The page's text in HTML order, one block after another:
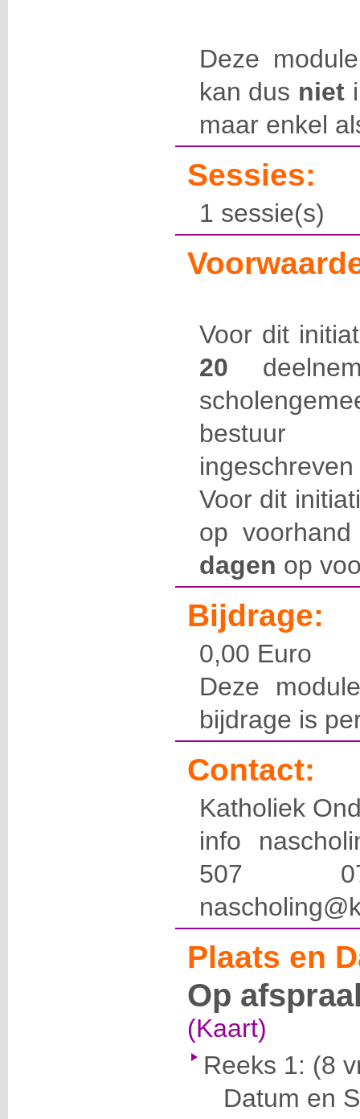
Deze
kan dus niet
maar enkel
Sessies:
1 sessie(s)
Voor dit
20
bestuur
Voor dit
op
dagen op
Bijdrage:
0,00 Euro
Deze
bijdrage is
Contact:
Katholiek
info
507
Plaats en
Op
(Kaart)
Reeks 1: (8
Datum en